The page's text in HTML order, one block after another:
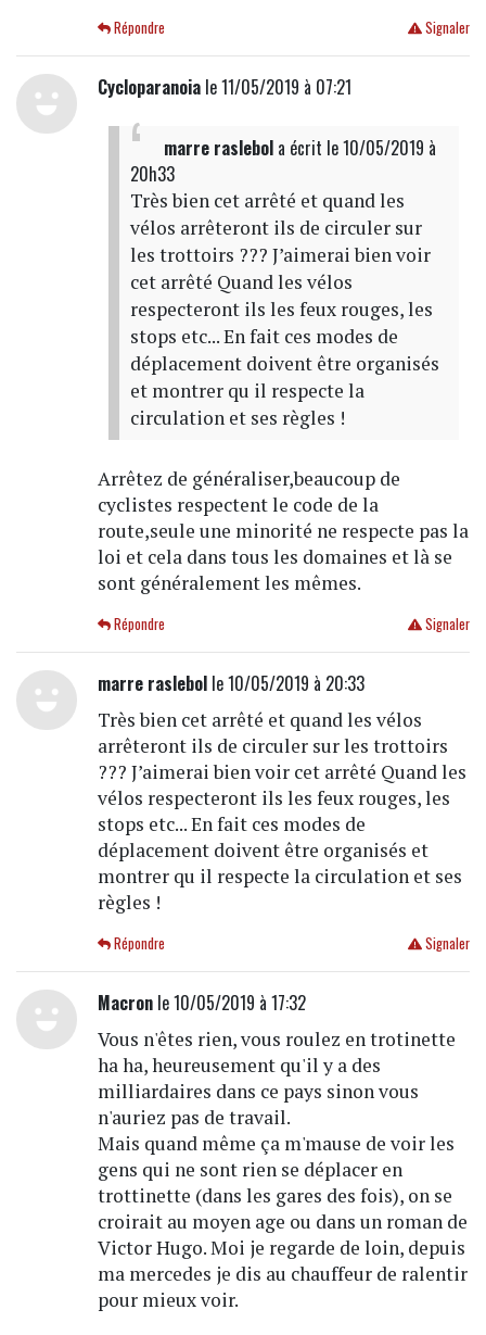
Signaler
Répondre
Cycloparanoiale 11/05/2019 à 07:21
marre raslebola écrit le 10/05/2019 à
20h33
Très bien cet arrêté et quand les
vélos arrêteront ils de circuler sur
les trottoirs ??? J’aimerai bien voir
cet arrêté Quand les vélos
respecteront ils les feux rouges, les
stops etc... En fait ces modes de
déplacement doivent être organisés
et montrer qu il respecte la
circulation et ses règles !
Arrêtez de généraliser,beaucoup de
cyclistes respectent le code de la
route,seule une minorité ne respecte pas la
loi et cela dans tous les domaines et là se
sont généralement les mêmes.
Signaler
Répondre
marre raslebolle 10/05/2019 à 20:33
Très bien cet arrêté et quand les vélos
arrêteront ils de circuler sur les trottoirs
??? J’aimerai bien voir cet arrêté Quand les
vélos respecteront ils les feux rouges, les
stops etc... En fait ces modes de
déplacement doivent être organisés et
montrer qu il respecte la circulation et ses
règles !
Signaler
Répondre
Macronle 10/05/2019 à 17:32
Vous n'êtes rien, vous roulez en trotinette
ha ha, heureusement qu'il y a des
milliardaires dans ce pays sinon vous
n'auriez pas de travail.
Mais quand même ça m'mause de voir les
gens qui ne sont rien se déplacer en
trottinette (dans les gares des fois), on se
croirait au moyen age ou dans un roman de
Victor Hugo. Moi je regarde de loin, depuis
ma mercedes je dis au chauffeur de ralentir
pour mieux voir.